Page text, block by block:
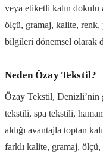
veya etiketli kalın dokulu
ölçü, gramaj, kalite, renk,
bilgileri dönemsel olarak
Neden Özay Tekstil?
Özay Tekstil,
tekstili, spa tekstili,
aldığı avantajla toptan
farklı kalite, gramaj,